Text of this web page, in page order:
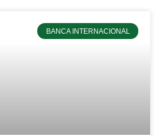
BANCA INTERNACIONAL